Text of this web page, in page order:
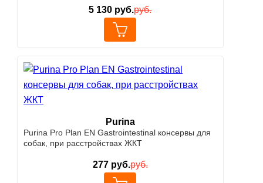
5 130 руб.руб.
Purina
Purina Pro Plan EN Gastrointestinal консервы для
собак, при расстройствах ЖКТ
277руб.руб.